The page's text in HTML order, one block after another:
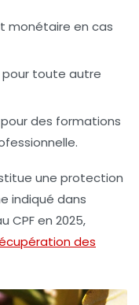
monétaire en cas
pour toute autre
pour des formations
une protection
indiqué dans
CPF en 2025,
des